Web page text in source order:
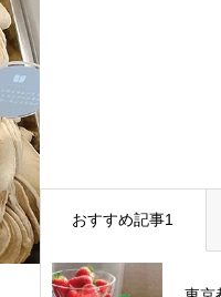
おすすめ記事1